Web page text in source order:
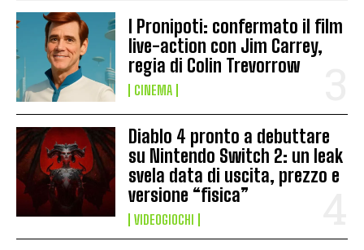
I Pronipoti: confermato il film
live-action con Jim Carrey,
regia di Colin Trevorrow
CINEMA
Diablo 4 pronto a debuttare
su Nintendo Switch 2: un leak
svela data di uscita, prezzo e
versione “fisica”
VIDEOGIOCHI